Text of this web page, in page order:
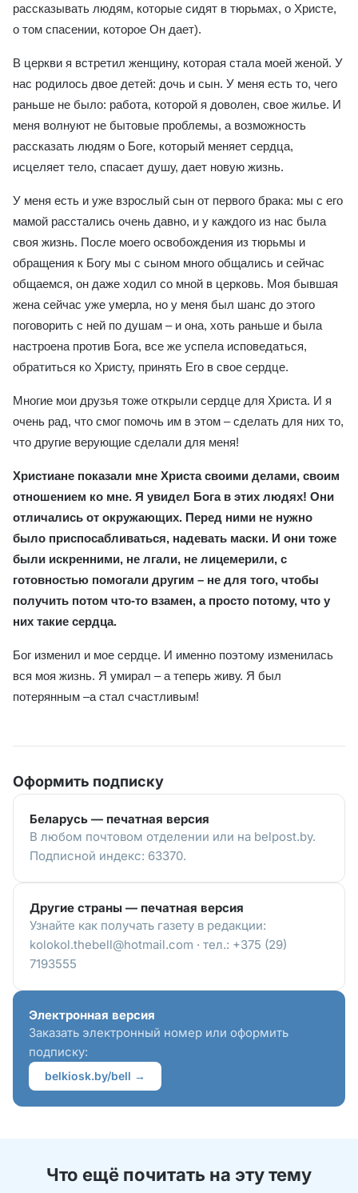
рассказывать людям, которые сидят в тюрьмах, о Христе,
о том спасении, которое Он дает).
В церкви я встретил женщину, которая стала моей женой. У
нас родилось двое детей: дочь и сын. У меня есть то, чего
раньше не было: работа, которой я доволен, свое жилье. И
меня волнуют не бытовые проблемы, а возможность
рассказать людям о Боге, который меняет сердца,
исцеляет тело, спасает душу, дает новую жизнь.
У меня есть и уже взрослый сын от первого брака: мы с его
мамой расстались очень давно, и у каждого из нас была
своя жизнь. После моего освобождения из тюрьмы и
обращения к Богу мы с сыном много общались и сейчас
общаемся, он даже ходил со мной в церковь. Моя бывшая
жена сейчас уже умерла, но у меня был шанс до этого
поговорить с ней по душам – и она, хоть раньше и была
настроена против Бога, все же успела исповедаться,
обратиться ко Христу, принять Его в свое сердце.
Многие мои друзья тоже открыли сердце для Христа. И я
очень рад, что смог помочь им в этом – сделать для них то,
что другие верующие сделали для меня!
Христиане показали мне Христа своими делами, своим
отношением ко мне. Я увидел Бога в этих людях! Они
отличались от окружающих. Перед ними не нужно
было приспосабливаться, надевать маски. И они тоже
были искренними, не лгали, не лицемерили, с
готовностью помогали другим – не для того, чтобы
получить потом что-то взамен, а просто потому, что у
них такие сердца.
Бог изменил и мое сердце. И именно поэтому изменилась
вся моя жизнь. Я умирал – а теперь живу. Я был
потерянным –а стал счастливым!
Оформить подписку
Беларусь — печатная версия
В любом почтовом отделении или на belpost.by.
Подписной индекс: 63370.
Другие страны — печатная версия
Узнайте как получать газету в редакции:
kolokol.thebell@hotmail.com · тел.: +375 (29)
7193555
Электронная версия
Заказать электронный номер или оформить
подписку:
belkiosk.by/bell →
Что ещё почитать на эту тему